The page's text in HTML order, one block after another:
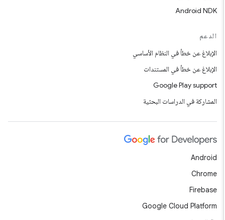
Android NDK
الدعم
الإبلاغ عن خطأ في النظام الأساسي
الإبلاغ عن خطأ في المستندات
Google Play support
المشاركة في الدراسات البحثية
Android
Chrome
Firebase
Google Cloud Platform